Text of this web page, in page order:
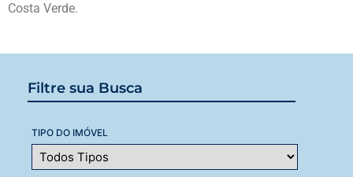
Filtre sua Busca
TIPO DO IMÓVEL
Costa Verde.